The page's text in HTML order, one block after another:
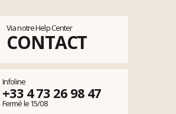
Via notre Help Center
CONTACT
Infoline
+33 4 73 26 98 47
Fermé le 15/08